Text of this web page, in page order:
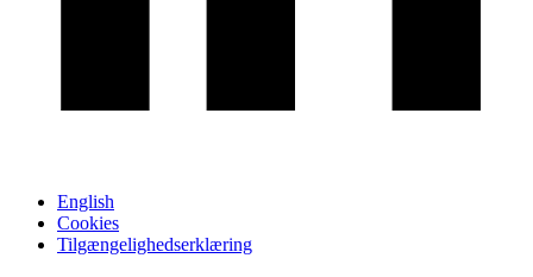
English
Cookies
Tilgængelighedserklæring